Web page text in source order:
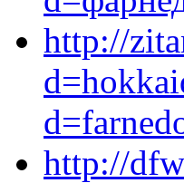
http://
http://